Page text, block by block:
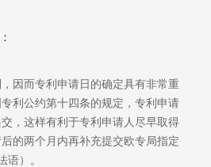
因而专利申请日的确定具有非常重
利公约第十四条的规定，专利申请
，这样有利于专利申请人尽早取得
的两个月内再补充提交欧专局指定
语）。